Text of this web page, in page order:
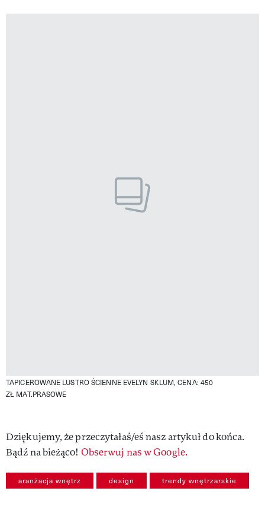
TAPICEROWANE LUSTRO ŚCIENNE EVELYN SKLUM, CENA: 450
ZŁ MAT.PRASOWE
Dziękujemy, że przeczytałaś/eś nasz artykuł do końca.
Bądź na bieżąco! Obserwuj nas w Google.
aranżacja wnętrz design trendy wnętrzarskie